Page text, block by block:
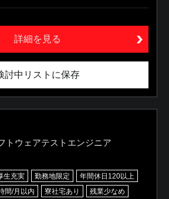
詳細を見る
討中リストに保存
トウェアテストエンジニア
生充実 勤務地限定
年間休日120以上
間/月以内 寮社宅あり
残業少なめ